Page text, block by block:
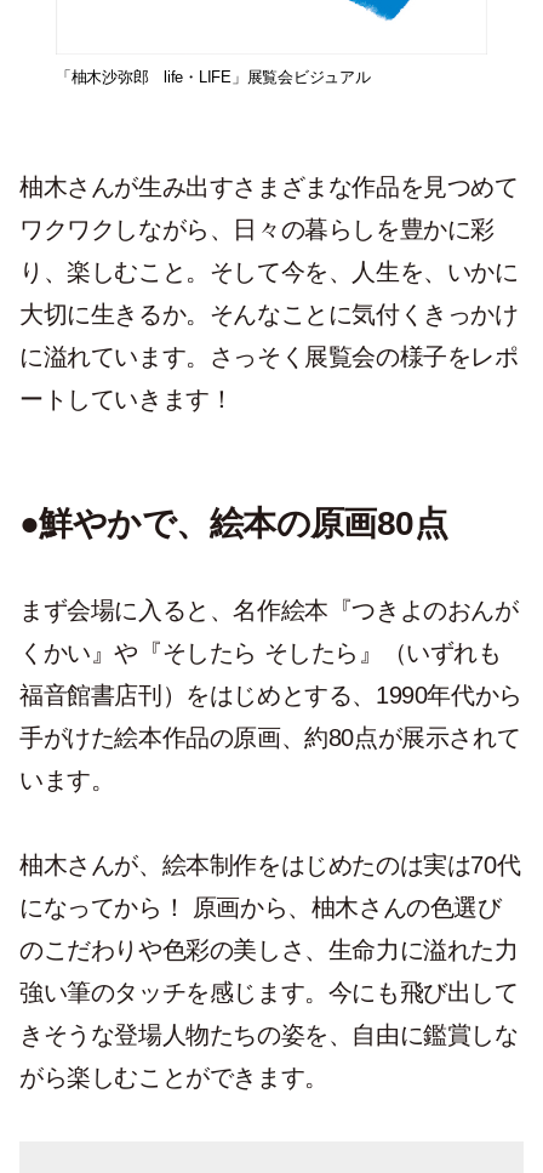
「柚木沙弥郎 life・LIFE」展覧会ビジュアル
柚木さんが生み出すさまざまな作品を見つめて
ワクワクしながら、日々の暮らしを豊かに彩
り、楽しむこと。そして今を、人生を、いかに
大切に生きるか。そんなことに気付くきっかけ
に溢れています。さっそく展覧会の様子をレポ
ートしていきます！
●鮮やかで、絵本の原画80点
まず会場に入ると、名作絵本『つきよのおんが
くかい』や『そしたら そしたら』（いずれも
福音館書店刊）をはじめとする、1990年代から
手がけた絵本作品の原画、約80点が展示されて
います。
柚木さんが、絵本制作をはじめたのは実は70代
になってから！ 原画から、柚木さんの色選び
のこだわりや色彩の美しさ、生命力に溢れた力
強い筆のタッチを感じます。今にも飛び出して
きそうな登場人物たちの姿を、自由に鑑賞しな
がら楽しむことができます。